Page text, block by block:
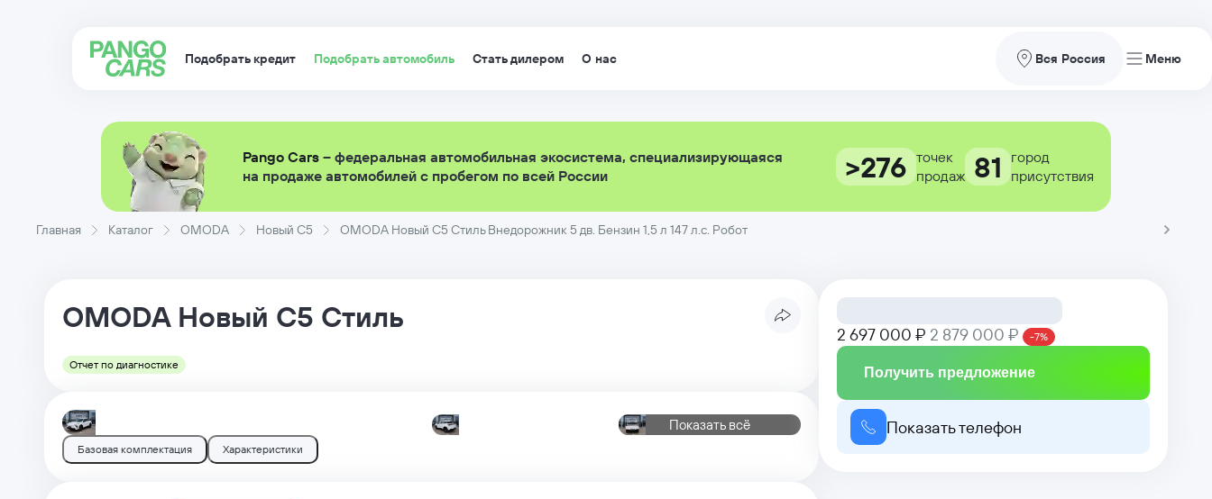
Подобрать кредит Подобрать автомобиль Стать дилером О нас Вся Россия
Pango Cars – федеральная автомобильная экосистема, специализирующаяся
на продаже автомобилей с пробегом по всей России
>276 точек
продаж 81
город
присутствия
Главная Каталог OMODA Новый C5 OMODA Новый C5 Стиль Внедорожник 5 дв. Бензин 1,5 л 147 л.с. Робот
OMODA Новый C5 Стиль
Отчет по диагностике
Показать всё
Базовая комплектация Характеристики
2 697 000 ₽ 2 879 000 ₽ -7%
Получить предложение
Показать телефон